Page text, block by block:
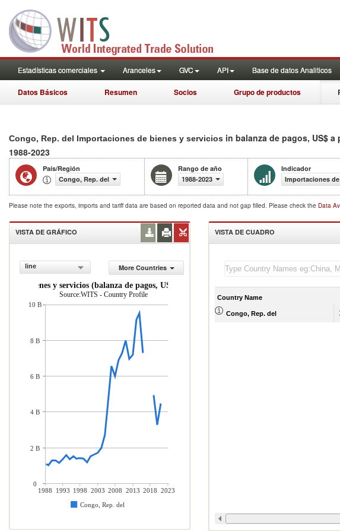
Estadísticas comerciales Aranceles GVC API Base de datos Analiticos
Datos Básicos Resumen Socios Grupo de productos
Congo, Rep. del Importaciones de bienes y servicios in balanza de pagos, US$
1988-2023
País/Región
Congo, Rep. del
Rango de año
1988-2023
Indicador
Importaciones
Please note the exports, imports and tariff data are based on reported data and not gap filled. Please check the Data
VISTA DE GRÁFICO
line
More Countries
de bienes y servicios (balanza de pagos, US$ a precios actuales)
Source:WITS - Country Profile
1988 1993 1998 2003 2008 2013 2018 2023
Congo, Rep. del
10 B
8 B
6 B
4 B
2 B
0
VISTA DE CUADRO
Country Name
Congo, Rep. del